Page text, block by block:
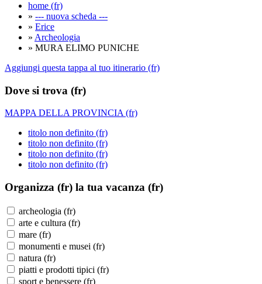
home (fr)
» --- nuova scheda ---
» Erice
» Archeologia
» MURA ELIMO PUNICHE
Aggiungi questa tappa al tuo itinerario (fr)
Dove si trova (fr)
MAPPA DELLA PROVINCIA (fr)
titolo non definito (fr)
titolo non definito (fr)
titolo non definito (fr)
titolo non definito (fr)
Organizza (fr) la tua vacanza (fr)
archeologia (fr)
arte e cultura (fr)
mare (fr)
monumenti e musei (fr)
natura (fr)
piatti e prodotti tipici (fr)
sport e benessere (fr)